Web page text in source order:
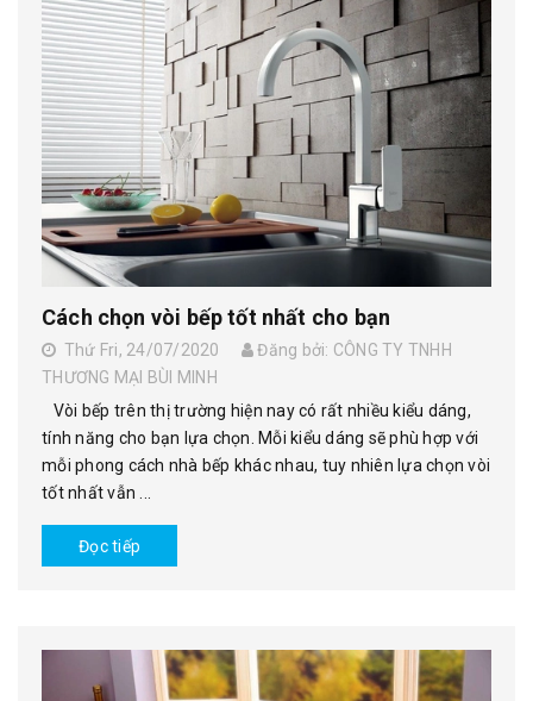
Cách chọn vòi bếp tốt nhất cho bạn
Thứ Fri, 24/07/2020
Đăng bởi: CÔNG TY TNHH
THƯƠNG MẠI BÙI MINH
Vòi bếp trên thị trường hiện nay có rất nhiều kiểu dáng,
tính năng cho bạn lựa chọn. Mỗi kiểu dáng sẽ phù hợp với
mỗi phong cách nhà bếp khác nhau, tuy nhiên lựa chọn vòi
tốt nhất vẫn ...
Đọc tiếp